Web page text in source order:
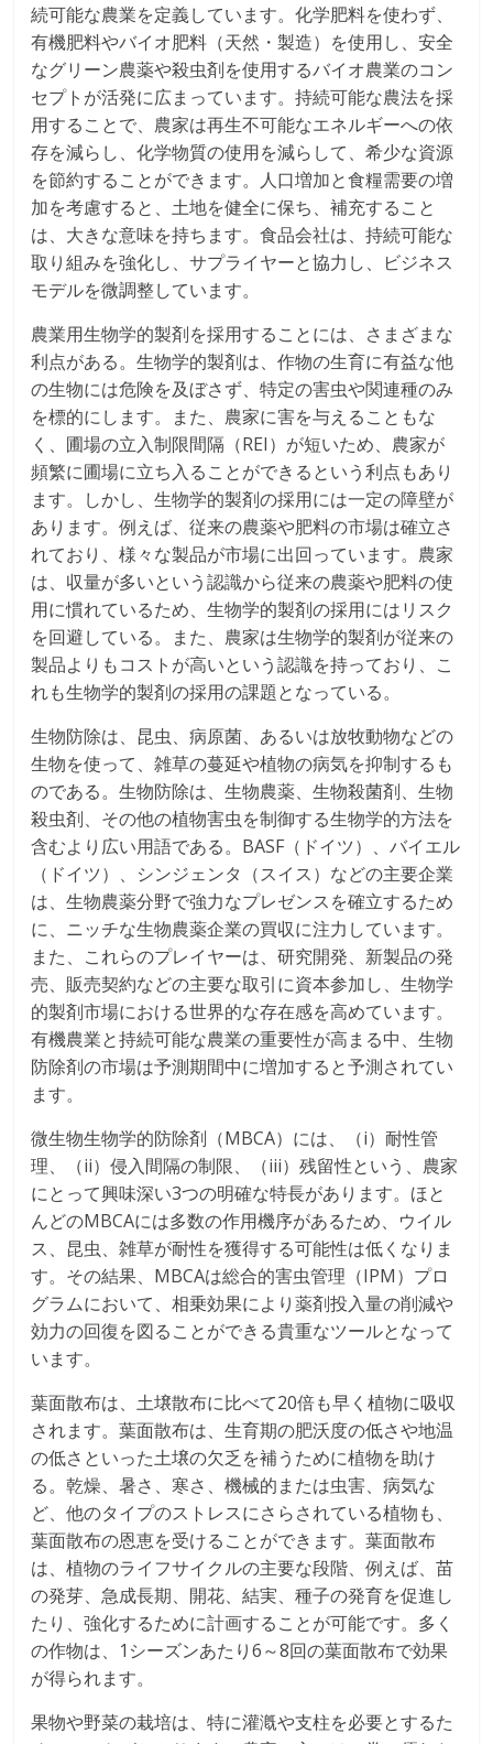
続可能な農業を定義しています。化学肥料を使わず、
有機肥料やバイオ肥料（天然・製造）を使用し、安全
なグリーン農薬や殺虫剤を使用するバイオ農業のコン
セプトが活発に広まっています。持続可能な農法を採
用することで、農家は再生不可能なエネルギーへの依
存を減らし、化学物質の使用を減らして、希少な資源
を節約することができます。人口増加と食糧需要の増
加を考慮すると、土地を健全に保ち、補充すること
は、大きな意味を持ちます。食品会社は、持続可能な
取り組みを強化し、サプライヤーと協力し、ビジネス
モデルを微調整しています。
農業用生物学的製剤を採用することには、さまざまな
利点がある。生物学的製剤は、作物の生育に有益な他
の生物には危険を及ぼさず、特定の害虫や関連種のみ
を標的にします。また、農家に害を与えることもな
く、圃場の立入制限間隔（REI）が短いため、農家が
頻繁に圃場に立ち入ることができるという利点もあり
ます。しかし、生物学的製剤の採用には一定の障壁が
あります。例えば、従来の農薬や肥料の市場は確立さ
れており、様々な製品が市場に出回っています。農家
は、収量が多いという認識から従来の農薬や肥料の使
用に慣れているため、生物学的製剤の採用にはリスク
を回避している。また、農家は生物学的製剤が従来の
製品よりもコストが高いという認識を持っており、こ
れも生物学的製剤の採用の課題となっている。
生物防除は、昆虫、病原菌、あるいは放牧動物などの
生物を使って、雑草の蔓延や植物の病気を抑制するも
のである。生物防除は、生物農薬、生物殺菌剤、生物
殺虫剤、その他の植物害虫を制御する生物学的方法を
含むより広い用語である。BASF（ドイツ）、バイエル
（ドイツ）、シンジェンタ（スイス）などの主要企業
は、生物農薬分野で強力なプレゼンスを確立するため
に、ニッチな生物農薬企業の買収に注力しています。
また、これらのプレイヤーは、研究開発、新製品の発
売、販売契約などの主要な取引に資本参加し、生物学
的製剤市場における世界的な存在感を高めています。
有機農業と持続可能な農業の重要性が高まる中、生物
防除剤の市場は予測期間中に増加すると予測されてい
ます。
微生物生物学的防除剤（MBCA）には、（i）耐性管
理、（ii）侵入間隔の制限、（iii）残留性という、農家
にとって興味深い3つの明確な特長があります。ほと
んどのMBCAには多数の作用機序があるため、ウイル
ス、昆虫、雑草が耐性を獲得する可能性は低くなりま
す。その結果、MBCAは総合的害虫管理（IPM）プロ
グラムにおいて、相乗効果により薬剤投入量の削減や
効力の回復を図ることができる貴重なツールとなって
います。
葉面散布は、土壌散布に比べて20倍も早く植物に吸収
されます。葉面散布は、生育期の肥沃度の低さや地温
の低さといった土壌の欠乏を補うために植物を助け
る。乾燥、暑さ、寒さ、機械的または虫害、病気な
ど、他のタイプのストレスにさらされている植物も、
葉面散布の恩恵を受けることができます。葉面散布
は、植物のライフサイクルの主要な段階、例えば、苗
の発芽、急成長期、開花、結実、種子の発育を促進し
たり、強化するために計画することが可能です。多く
の作物は、1シーズンあたり6～8回の葉面散布で効果
が得られます。
果物や野菜の栽培は、特に灌漑や支柱を必要とするた